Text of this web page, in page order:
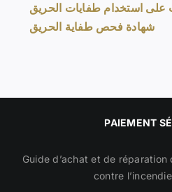
على استخدام طفايات الحريق
شهادة فحص طفاية الحريق
PAIEMENT
Guide d’achat et de
contre